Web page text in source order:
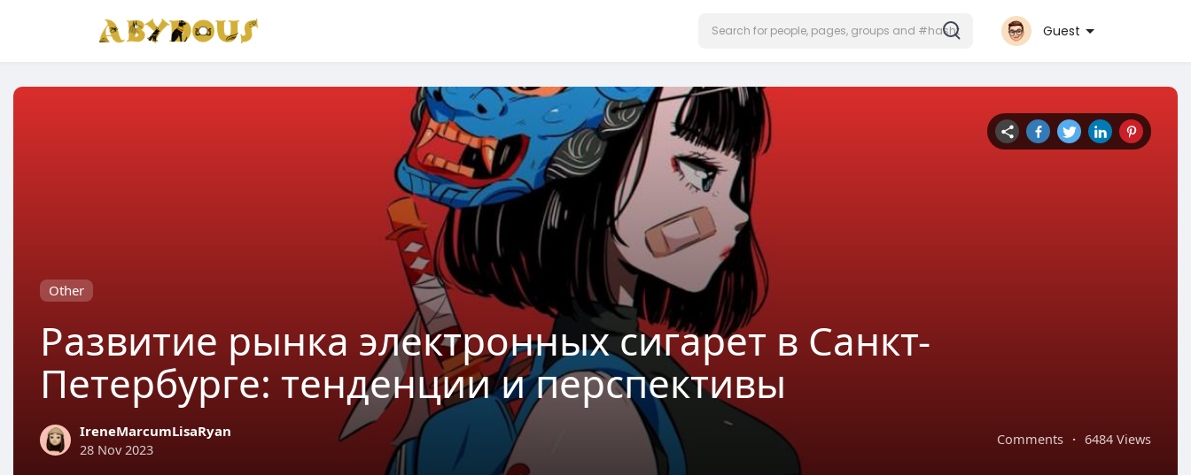
Guest
Other
Развитие рынка электронных сигарет в Санкт-
Петербурге: тенденции и перспективы
Comments · 6484 Views
IreneMarcumLisaRyan
28 Nov 2023